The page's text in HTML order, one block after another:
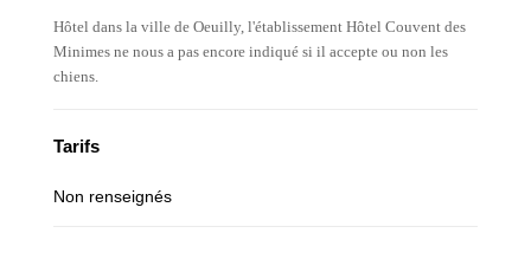
Hôtel dans la ville de Oeuilly, l'établissement Hôtel Couvent des
Minimes ne nous a pas encore indiqué si il accepte ou non les
chiens.
Tarifs
Non renseignés